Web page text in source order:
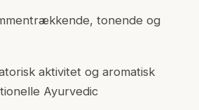
tonende og
aktivitet og aromatisk
Ayurvedic